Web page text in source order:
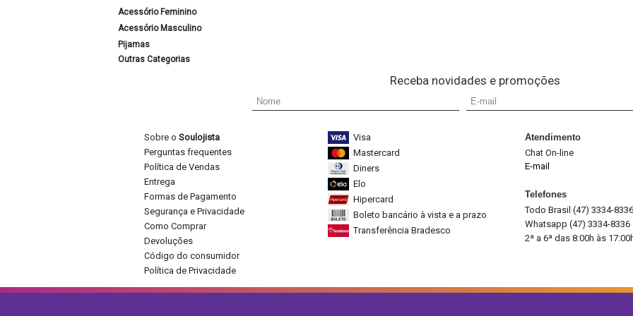
Acessório Feminino
Acessório Masculino
Pijamas
Outras Categorias
Receba novidades e promoções
Sobre o Soulojista
Perguntas frequentes
Política de Vendas
Entrega
Formas de Pagamento
Segurança e Privacidade
Como Comprar
Devoluções
Código do consumidor
Política de Privacidade
Visa
Mastercard
Diners
Elo
Hipercard
Boleto bancário à vista e a prazo
Transferência Bradesco
Atendimento
Chat On-line
E-mail
Telefones
Todo Brasil (47) 3334-8336
Whatsapp (47) 3334-8336
2ª a 6ª das 8:00h às